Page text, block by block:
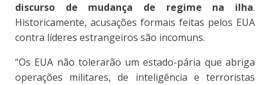
discurso de mudança de regime na ilha.
Historicamente, acusações formais feitas pelos EUA
contra líderes estrangeiros são incomuns.
“Os EUA não tolerarão um estado-pária que abriga
operações militares, de inteligência e terroristas